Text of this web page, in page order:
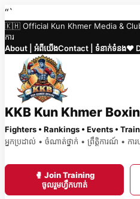
Skip
to
content
“`
🇰🇭 Official Kun Khmer Media & Club | ប្
ការ
About | អំពីយើងContact | ទំនាក់ទំនង❤️
KKB Kun Khmer
Fighters • Rankings • Events •
អ្នកប្រដាល់ • ចំណាត់ថ្នាក់ • ព្រឹត្តិការណ៍ • ក
🥊 Join Training
ចូលរួមហ្វឹកហាត់